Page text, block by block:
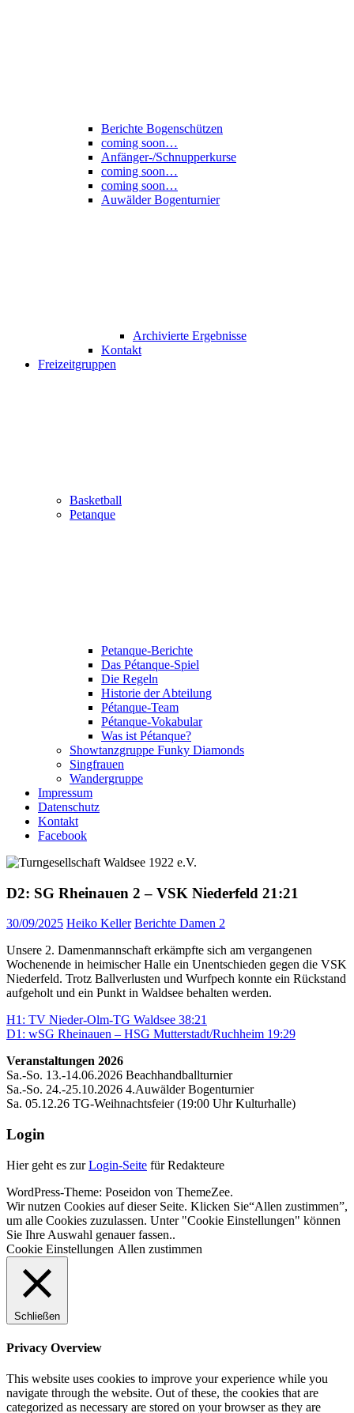
Berichte Bogenschützen
coming soon…
Anfänger-/Schnupperkurse
coming soon…
coming soon…
Auwälder Bogenturnier
Archivierte Ergebnisse
Kontakt
Freizeitgruppen
Basketball
Petanque
Petanque-Berichte
Das Pétanque-Spiel
Die Regeln
Historie der Abteilung
Pétanque-Team
Pétanque-Vokabular
Was ist Pétanque?
Showtanzgruppe Funky Diamonds
Singfrauen
Wandergruppe
Impressum
Datenschutz
Kontakt
Facebook
D2: SG Rheinauen 2 – VSK Niederfeld 21:21
30/09/2025 Heiko Keller Berichte Damen 2
Unsere 2. Damenmannschaft erkämpfte sich am vergangenen
Wochenende in heimischer Halle ein Unentschieden gegen die VSK
Niederfeld. Trotz Ballverlusten und Wurfpech konnte ein Rückstand
aufgeholt und ein Punkt in Waldsee behalten werden.
Beitragsnavigation
Vorheriger
Beitrag:
H1: TV Nieder-Olm-TG Waldsee 38:21
Nächster
D1: wSG Rheinauen – HSG Mutterstadt/Ruchheim 19:29
Veranstaltungen 2026
Sa.-So. 13.-14.06.2026 Beachhandballturnier
Sa.-So. 24.-25.10.2026 4.Auwälder Bogenturnier
Sa. 05.12.26 TG-Weihnachtsfeier (19:00 Uhr Kulturhalle)
Login
Hier geht es zurLogin-Seite für Redakteure
WordPress-Theme: Poseidon von ThemeZee.
Wir nutzen Cookies auf dieser Seite. Klicken Sie“Allen zustimmen”,
um alle Cookies zuzulassen. Unter "Cookie Einstellungen" können
Sie Ihre Auswahl genauer fassen..
Cookie Einstellungen Allen zustimmen
Schließen
Privacy Overview
This website uses cookies to improve your experience while you
navigate through the website. Out of these, the cookies that are
categorized as necessary are stored on your browser as they are